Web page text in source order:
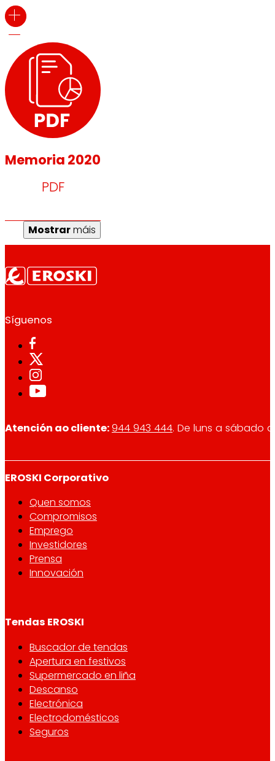
Memoria 2020
PDF
Mostrarmáis
Síguenos
Atención ao cliente:944 943 444. De luns a sábado
EROSKI Corporativo
Quen somos
Compromisos
Emprego
Investidores
Prensa
Innovación
Tendas EROSKI
Buscador de tendas
Apertura en festivos
Supermercado en liña
Descanso
Electrónica
Electrodomésticos
Seguros